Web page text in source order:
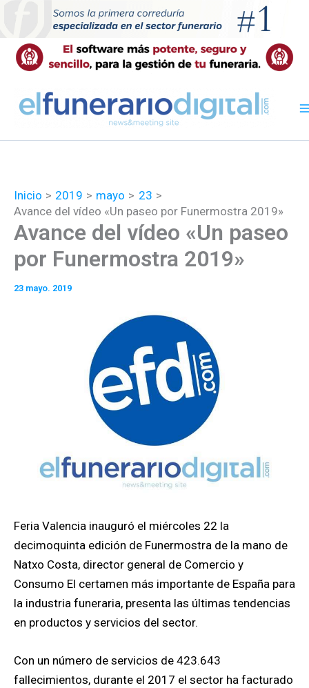
contenido
Inicio 2019 mayo
23
Avance del vídeo «Un paseo por Funermostra 2019»
Avance del vídeo «Un paseo
por Funermostra 2019»
23 mayo. 2019
Feria Valencia inauguró el miércoles 22 la
decimoquinta edición de Funermostra de la mano de
Natxo Costa, director general de Comercio y
Consumo El certamen más importante de España para
la industria funeraria, presenta las últimas tendencias
en productos y servicios del sector.
Con un número de servicios de 423.643
fallecimientos, durante el 2017 el sector ha facturado